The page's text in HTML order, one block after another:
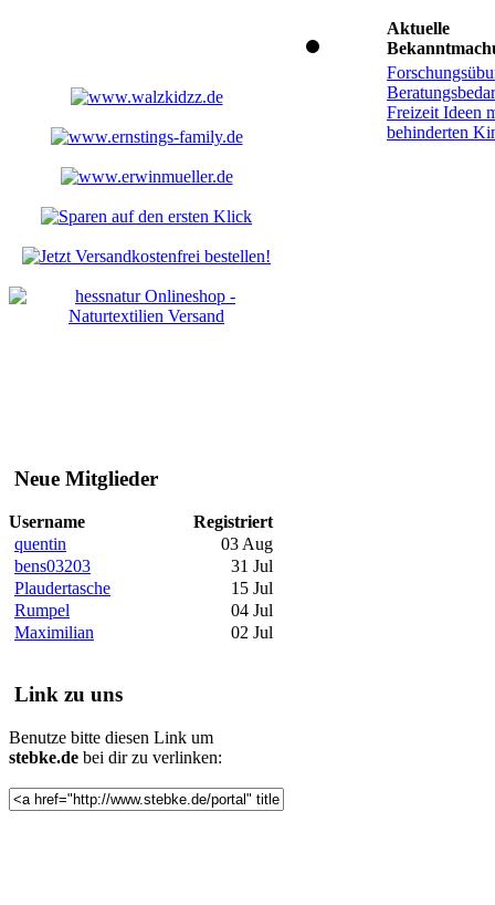
Neue Mitglieder
Username
Registriert
quentin
03 Aug
bens03203
31 Jul
Plaudertasche
15 Jul
Rumpel
04 Jul
Maximilian
02 Jul
Link zu uns
Benutze bitte diesen Link um
stebke.de bei dir zu verlinken:
Aktuelle
Freizeit Ideen
behinderten